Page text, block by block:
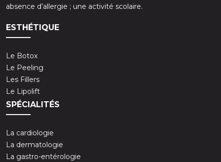
absence d’allergie ; une activité scolaire.
ESTHÉTIQUE
Le Botox
Le Peeling
Les Fillers
Le Lipolift
SPÉCIALITÉS
La cardiologie
La dermatologie
La gastro-entérologie